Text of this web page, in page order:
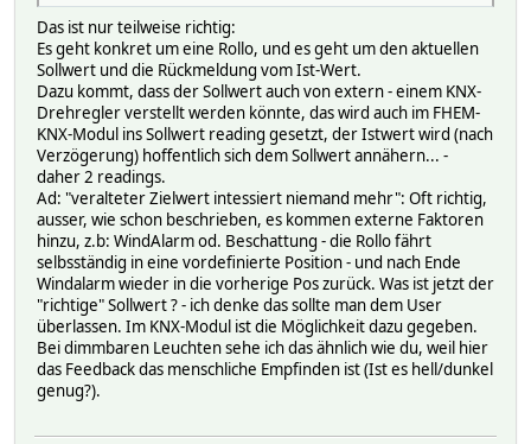
Das ist nur teilweise richtig:
Es geht konkret um eine Rollo, und es geht um den aktuellen
Sollwert und die Rückmeldung vom Ist-Wert.
Dazu kommt, dass der Sollwert auch von extern - einem KNX-
Drehregler verstellt werden könnte, das wird auch im FHEM-
KNX-Modul ins Sollwert reading gesetzt, der Istwert wird (nach
Verzögerung) hoffentlich sich dem Sollwert annähern... -
daher 2 readings.
Ad: "veralteter Zielwert intessiert niemand mehr": Oft richtig,
ausser, wie schon beschrieben, es kommen externe Faktoren
hinzu, z.b: WindAlarm od. Beschattung - die Rollo fährt
selbsständig in eine vordefinierte Position - und nach Ende
Windalarm wieder in die vorherige Pos zurück. Was ist jetzt der
"richtige" Sollwert ? - ich denke das sollte man dem User
überlassen. Im KNX-Modul ist die Möglichkeit dazu gegeben.
Bei dimmbaren Leuchten sehe ich das ähnlich wie du, weil hier
das Feedback das menschliche Empfinden ist (Ist es hell/dunkel
genug?).